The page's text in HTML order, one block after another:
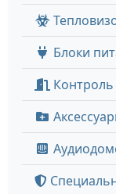
Блоки
Контроль